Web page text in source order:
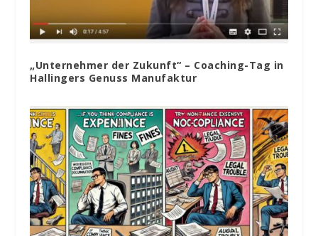
„Unternehmer der Zukunft“ – Coaching-Tag in
Hallingers Genuss Manufaktur